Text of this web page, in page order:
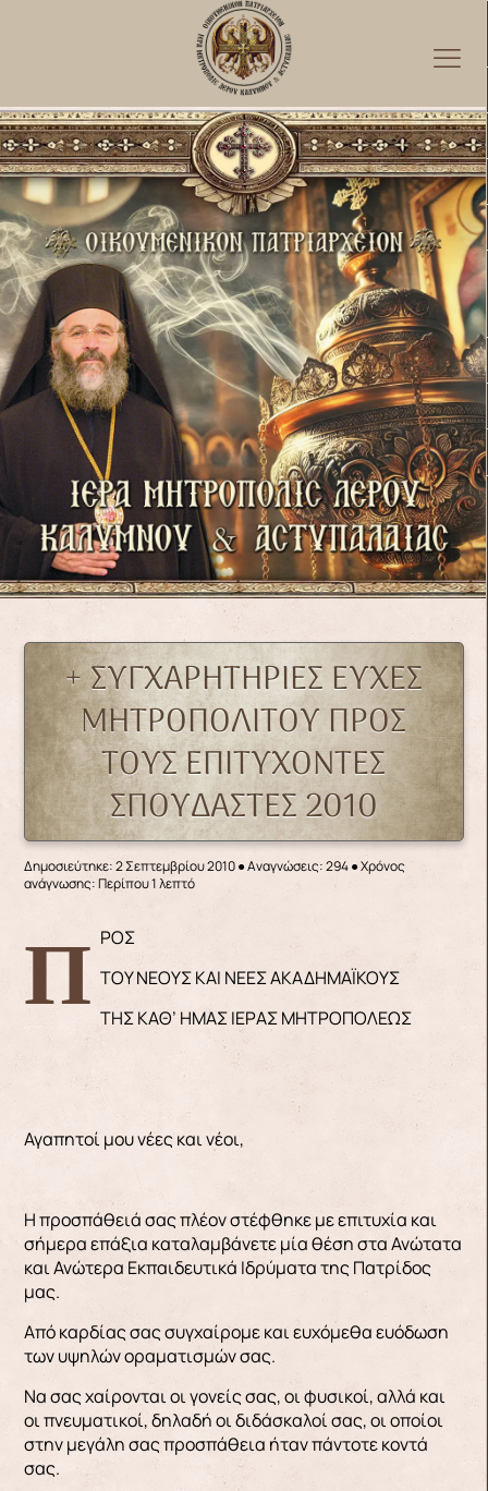
+ ΣΥΓΧΑΡΗΤΗΡΙΕΣ ΕΥΧΕΣ
ΜΗΤΡΟΠΟΛΙΤΟΥ ΠΡΟΣ
ΤΟΥΣ ΕΠΙΤΥΧΟΝΤΕΣ
ΣΠΟΥΔΑΣΤΕΣ 2010
Δημοσιεύτηκε: 2 Σεπτεμβρίου 2010●Αναγνώσεις: 294● Χρόνος
ανάγνωσης: Περίπου 1 λεπτό
ΠΡΟΣ
ΤΟΥ ΝΕΟΥΣ ΚΑΙ ΝΕΕΣ ΑΚΑΔΗΜΑΪΚΟΥΣ
ΤΗΣ ΚΑΘ’ ΗΜΑΣ ΙΕΡΑΣ ΜΗΤΡΟΠΟΛΕΩΣ
Αγαπητοί μου νέες και νέοι,
Η προσπάθειά σας πλέον στέφθηκε με επιτυχία και
σήμερα επάξια καταλαμβάνετε μία θέση στα Ανώτατα
και Ανώτερα Εκπαιδευτικά Ιδρύματα της Πατρίδος
μας.
Από καρδίας σας συγχαίρομε και ευχόμεθα ευόδωση
των υψηλών οραματισμών σας.
Να σας χαίρονται οι γονείς σας, οι φυσικοί, αλλά και
οι πνευματικοί, δηλαδή οι διδάσκαλοί σας, οι οποίοι
στην μεγάλη σας προσπάθεια ήταν πάντοτε κοντά
σας.